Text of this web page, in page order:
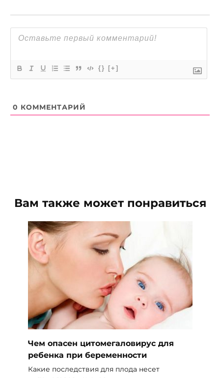
{} [+]
0 КОММЕНТАРИЙ
Вам также может понравиться
Чем опасен цитомегаловирус для
ребенка при беременности
Какие последствия для плода несет